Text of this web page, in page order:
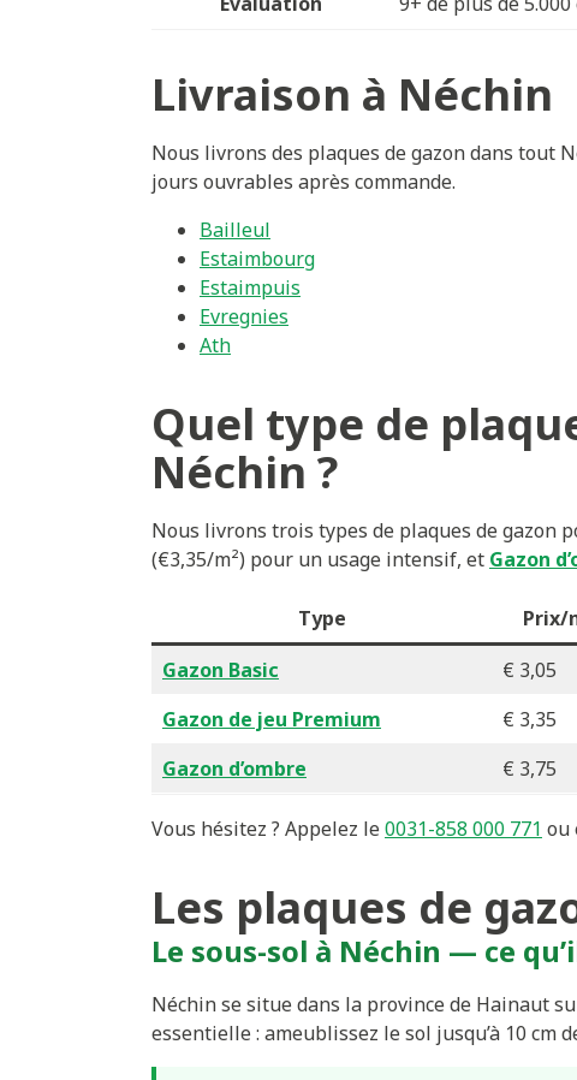
Livraison à Néchin
Nous livrons des plaques de gazon dans tout
jours ouvrables après commande.
Bailleul
Estaimbourg
Estaimpuis
Evregnies
Ath
Quel type de
Néchin ?
Nous livrons trois types de plaques de gazon
(€3,35/m²) pour un usage intensif, et Gazon
Type Prix/
Gazon Basic
€ 3,05
Gazon de jeu Premium
€ 3,35
Gazon d’ombre
€ 3,75
Vous hésitez ? Appelez le0031-858 000 771 ou
Les plaques de
Le sous-sol à Néchin — ce
Néchin se situe dans la province de Hainaut
essentielle : ameublissez le sol jusqu’à 10